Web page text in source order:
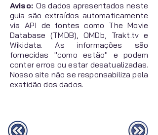
Aviso: Os dados apresentados neste
guia são extraídos automaticamente
via API de fontes como The Movie
Database (TMDB), OMDb, Trakt.tv e
Wikidata. As informações são
fornecidas "como estão" e podem
conter erros ou estar desatualizadas.
Nosso site não se responsabiliza pela
exatidão dos dados.